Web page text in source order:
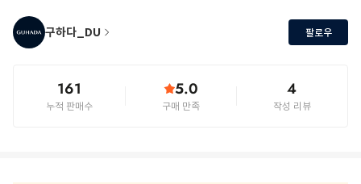
구하다_DU 팔로우
161
누적 판매수
5.0
구매 만족
4
작성 리뷰